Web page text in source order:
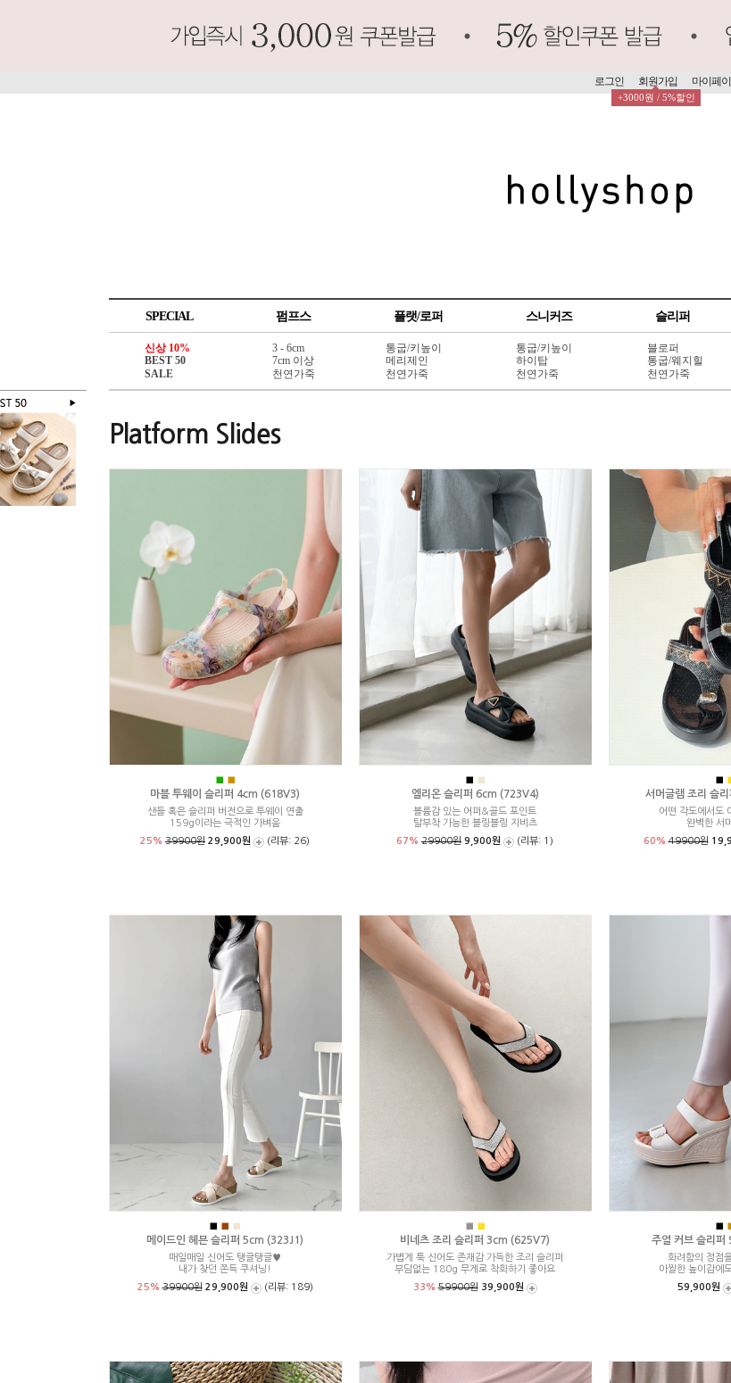
로그인 회원가입
+3000원 / 5%할인
마이페이
SPECIAL 펌프스 플랫/로퍼 스니커즈 슬리퍼
신상 10%
BEST 50
SALE
3 - 6cm
7cm 이상
천연가죽
통굽/키높이
메리제인
천연가죽
통굽/키높이
하이탑
천연가죽
블로퍼
통굽/웨지힐
천연가죽
Platform Slides
■ ■
마블 투웨이 슬리퍼 4cm (618V3)
샌들 혹은 슬리퍼 버전으로 투웨이 연출
159g이라는 극적인 가벼움
25% 39900원 29,900원 (리뷰: 26)
■
엘리온 슬리퍼 6cm (723V4)
볼륨감 있는 어퍼&골드 포인트
탈부착 가능한 블링블링 지비츠
67% 29900원 9,900원 (리뷰: 1)
■
서머글램 조리 슬
어떤 각도에서도
완벽한 서
60%49900원
■ ■
메이드인 헤븐 슬리퍼 5cm (323J1)
매일매일 신어도 탱글탱글♥
내가 찾던 쫀득 쿠셔닝!
25%39900원 29,900원 (리뷰: 189)
■ ■
비네츠 조리 슬리퍼 3cm (625V7)
가볍게 툭 신어도 존재감 가득한 조리 슬리퍼
부담없는 180g 무게로 착화하기 좋아요
33%59900원 39,900원
■
주얼 커브 슬리
화려함의 정점
아찔한 높이감에
59,900원